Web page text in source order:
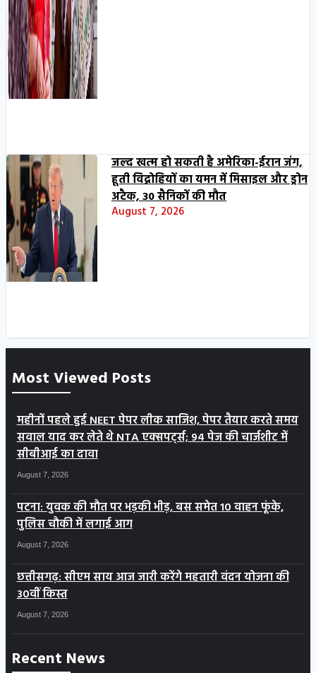
जल्द खत्म हो सकती है अमेरिका-ईरान जंग,
हूती विद्रोहियों का यमन में मिसाइल और ड्रोन
अटैक, 30 सैनिकों की मौत
August 7, 2026
Most Viewed Posts
महीनों पहले हुई NEET पेपर लीक साजिश, पेपर तैयार करते समय
सवाल याद कर लेते थे NTA एक्सपर्ट्स; 94 पेज की चार्जशीट में
सीबीआई का दावा
August 7, 2026
पटना: युवक की मौत पर भड़की भीड़, बस समेत 10 वाहन फूंके,
पुलिस चौकी में लगाई आग
August 7, 2026
छत्तीसगढ़: सीएम साय आज जारी करेंगे महतारी वंदन योजना की
30वीं किस्त
August 7, 2026
Recent News